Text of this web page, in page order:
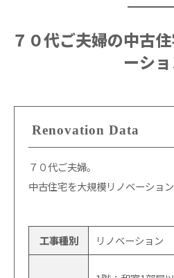
７０代ご夫婦の中古
ーシ
Renovation Data
７０代ご夫婦。
中古住宅を大規模リノベーショ
工事種別 リノベーション